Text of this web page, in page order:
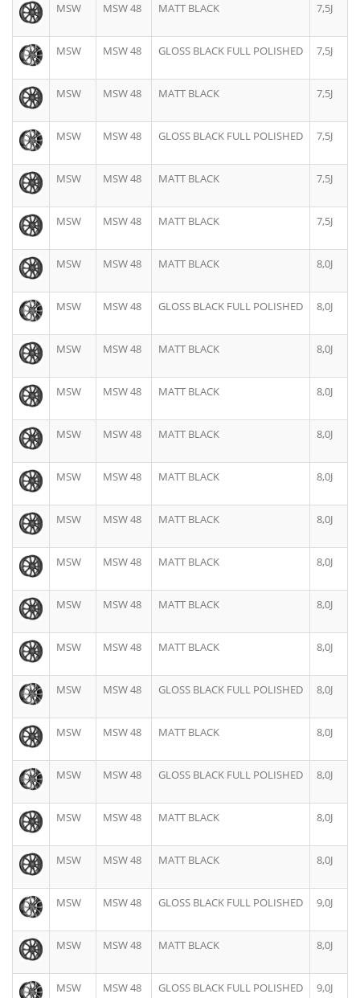
MSW MSW 48 MATT BLACK 7,5J
MSW MSW 48 GLOSS BLACK FULL POLISHED 7,5J
MSW MSW 48 MATT BLACK 7,5J
MSW MSW 48 GLOSS BLACK FULL POLISHED 7,5J
MSW MSW 48 MATT BLACK 7,5J
MSW MSW 48 MATT BLACK 7,5J
MSW MSW 48 MATT BLACK 8,0J
MSW MSW 48 GLOSS BLACK FULL POLISHED 8,0J
MSW MSW 48 MATT BLACK 8,0J
MSW MSW 48 MATT BLACK 8,0J
MSW MSW 48 MATT BLACK 8,0J
MSW MSW 48 MATT BLACK 8,0J
MSW MSW 48 MATT BLACK 8,0J
MSW MSW 48 MATT BLACK 8,0J
MSW MSW 48 MATT BLACK 8,0J
MSW MSW 48 MATT BLACK 8,0J
MSW MSW 48 GLOSS BLACK FULL POLISHED 8,0J
MSW MSW 48 MATT BLACK 8,0J
MSW MSW 48 GLOSS BLACK FULL POLISHED 8,0J
MSW MSW 48 MATT BLACK 8,0J
MSW MSW 48 MATT BLACK 8,0J
MSW MSW 48 GLOSS BLACK FULL POLISHED 9,0J
MSW MSW 48 MATT BLACK 8,0J
MSW MSW 48 GLOSS BLACK FULL POLISHED 9,0J